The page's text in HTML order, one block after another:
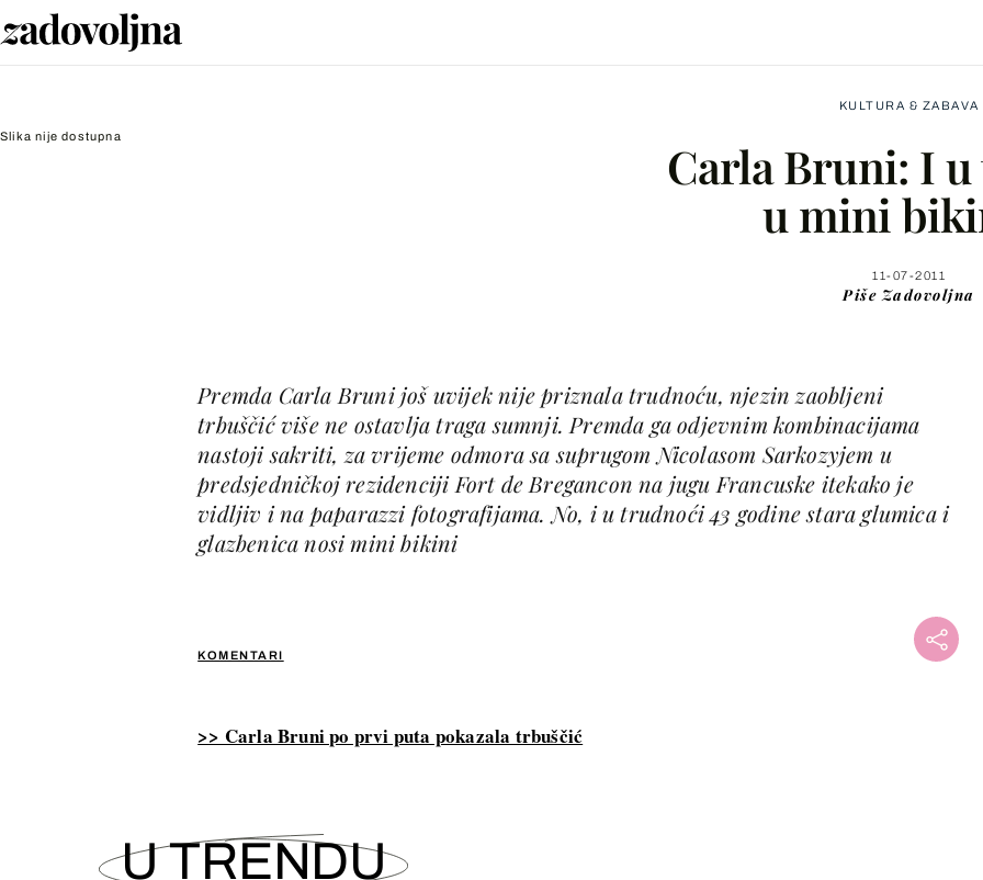
Slika nije dostupna
KULTURA & ZABAVA
Carla Bruni: I
u mini
11-07-2011
Piše Zadovoljna
KOMENTARI
Premda Carla Bruni još uvijek nije priznala trudnoću, njezin zaobljeni
trbuščić više ne ostavlja traga sumnji. Premda ga odjevnim kombinacijama
nastoji sakriti, za vrijeme odmora sa suprugom Nicolasom Sarkozyjem u
predsjedničkoj rezidenciji Fort de Bregancon na jugu Francuske itekako je
vidljiv i na paparazzi fotografijama. No, i u trudnoći 43 godine stara glumica i
glazbenica nosi mini bikini
WhatsApp
Viber
>> Carla Bruni po prvi puta pokazala trbuščić
U TRENDU